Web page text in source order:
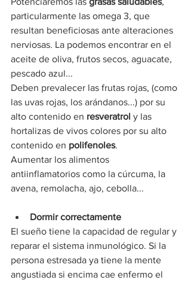
particularmente las omega 3, que
resultan beneficiosas ante alteraciones
nerviosas. La podemos encontrar en el
aceite de oliva, frutos secos, aguacate,
pescado azul...
Deben prevalecer las frutas rojas, (como
las uvas rojas, los arándanos...) por su
alto contenido en resveratrol y las
hortalizas de vivos colores por su alto
contenido en polifenoles.
Aumentar los alimentos
antiinflamatorios como la cúrcuma, la
avena, remolacha, ajo, cebolla...
Dormir correctamente
El sueño tiene la capacidad de regular y
reparar el sistema inmunológico. Si la
persona estresada ya tiene la mente
angustiada si encima cae enfermo el